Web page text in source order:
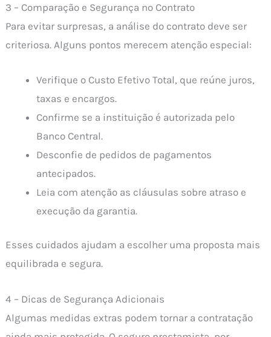
3 – Comparação e Segurança no Contrato
Para evitar surpresas, a análise do contrato deve ser
criteriosa. Alguns pontos merecem atenção especial:
Verifique o Custo Efetivo Total, que reúne juros,
taxas e encargos.
Confirme se a instituição é autorizada pelo
Banco Central.
Desconfie de pedidos de pagamentos
antecipados.
Leia com atenção as cláusulas sobre atraso e
execução da garantia.
Esses cuidados ajudam a escolher uma proposta mais
equilibrada e segura.
4 – Dicas de Segurança Adicionais
Algumas medidas extras podem tornar a contratação